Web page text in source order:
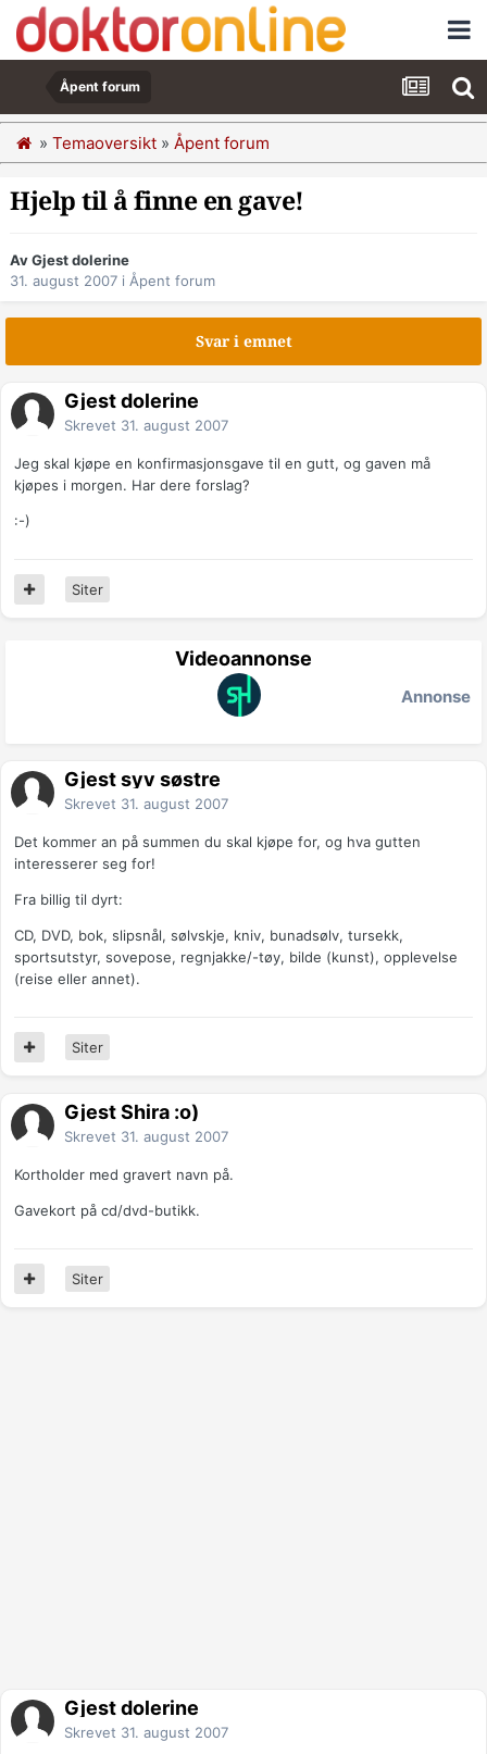
Åpent forum
» Temaoversikt » Åpent forum
Hjelp til å finne en gave!
Av Gjest dolerine
31. august 2007 i Åpent forum
Svar i emnet
Gjest dolerine
Skrevet 31. august 2007
Jeg skal kjøpe en konfirmasjonsgave til en gutt, og gaven må
kjøpes i morgen. Har dere forslag?
:-)
Siter
Videoannonse
Annonse
Gjest syv søstre
Skrevet 31. august 2007
Det kommer an på summen du skal kjøpe for, og hva gutten
interesserer seg for!
Fra billig til dyrt:
CD, DVD, bok, slipsnål, sølvskje, kniv, bunadsølv, tursekk,
sportsutstyr, sovepose, regnjakke/-tøy, bilde (kunst), opplevelse
(reise eller annet).
Siter
Gjest Shira :o)
Skrevet 31. august 2007
Kortholder med gravert navn på.
Gavekort på cd/dvd-butikk.
Siter
Gjest dolerine
Skrevet 31. august 2007